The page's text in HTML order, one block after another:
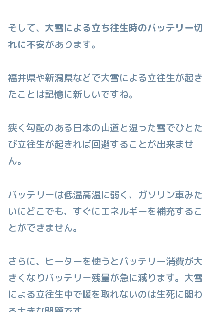
そして、 大雪による立ち往生時のバッテリー切
れに不安があります。
福井県や新潟県などで大雪による立往生が起き
たことは記憶に新しいですね。
狭く勾配のある日本の山道と湿った雪でひとた
び立往生が起きれば回避することが出来ませ
ん。
バッテリーは低温高温に弱く、ガソリン車みた
いにどこでも、すぐにエネルギーを補充するこ
とができません。
さらに、ヒーターを使うとバッテリー消費が大
きくなりバッテリー残量が急に減ります。大雪
による立往生中で暖を取れないのは生死に関わ